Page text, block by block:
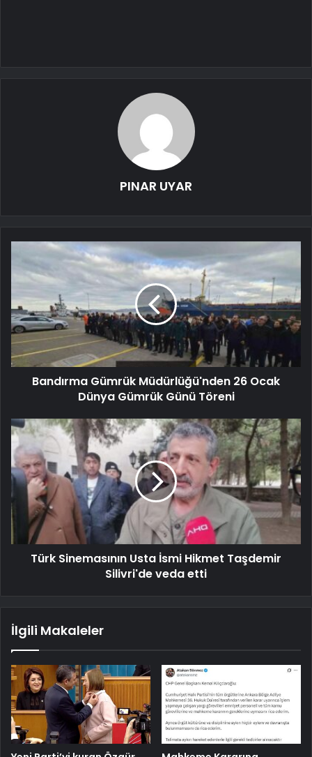
PINAR UYAR
Bandırma Gümrük Müdürlüğü'nden 26 Ocak
Dünya Gümrük Günü Töreni
Türk Sinemasının Usta İsmi Hikmet Taşdemir
Silivri'de veda etti
İlgili Makaleler